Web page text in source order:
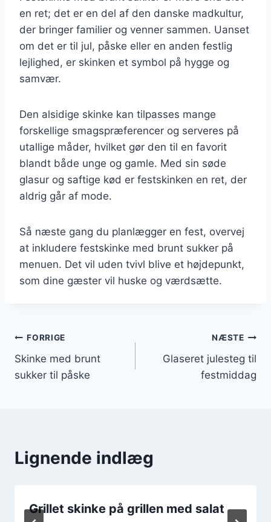
en ret; det er en del af den danske madkultur,
der bringer familier og venner sammen. Uanset
om det er til jul, påske eller en anden festlig
lejlighed, er skinken et symbol på hygge og
samvær.
Den alsidige skinke kan tilpasses mange
forskellige smagspræferencer og serveres på
utallige måder, hvilket gør den til en favorit
blandt både unge og gamle. Med sin søde
glasur og saftige kød er festskinken en ret, der
aldrig går af mode.
Så næste gang du planlægger en fest, overvej
at inkludere festskinke med brunt sukker på
menuen. Det vil uden tvivl blive et højdepunkt,
som dine gæster vil huske og værdsætte.
Indlægsnavigation
FORRIGE
Skinke med brunt
sukker til påske
NÆSTE
Glaseret julesteg til
festmiddag
Lignende indlæg
Grillet skinke på grillen med salat